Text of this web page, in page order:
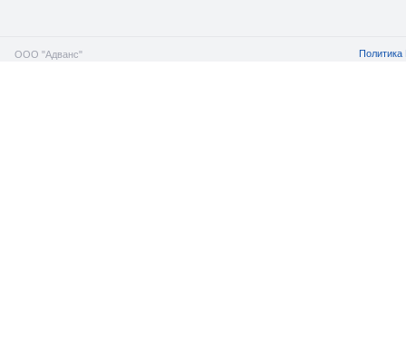
ООО "Адванс" Политика